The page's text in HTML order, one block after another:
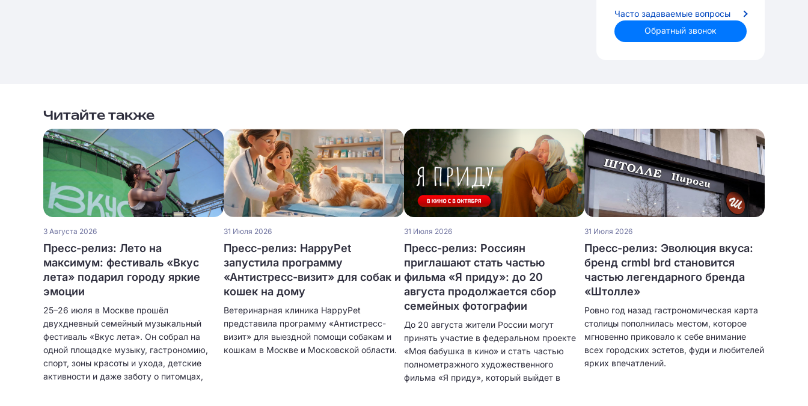
Часто задаваемые вопросы
Обратный звонок
Читайте также
3 Августа 2026
Пресс-релиз: Лето на
максимум: фестиваль «Вкус
лета» подарил городу яркие
эмоции
25–26 июля в Москве прошёл
двухдневный семейный музыкальный
фестиваль «Вкус лета». Он собрал на
одной площадке музыку, гастрономию,
спорт, зоны красоты и ухода, детские
активности и даже заботу о питомцах,
31 Июля 2026
Пресс-релиз: HappyPet
запустила программу
«Антистресс-визит» для собак и
кошек на дому
Ветеринарная клиника HappyPet
представила программу «Антистресс-
визит» для выездной помощи собакам и
кошкам в Москве и Московской области.
31 Июля 2026
Пресс-релиз: Россиян
приглашают стать частью
фильма «Я приду»: до 20
августа продолжается сбор
семейных фотографии
До 20 августа жители России могут
принять участие в федеральном проекте
«Моя бабушка в кино» и стать частью
полнометражного художественного
фильма «Я приду», который выйдет в
31 Июля 2026
Пресс-релиз: Эволюция вкуса:
бренд crmbl brd становится
частью легендарного бренда
«Штолле»
Ровно год назад гастрономическая карта
столицы пополнилась местом, которое
мгновенно приковало к себе внимание
всех городских эстетов, фуди и любителей
ярких впечатлений.